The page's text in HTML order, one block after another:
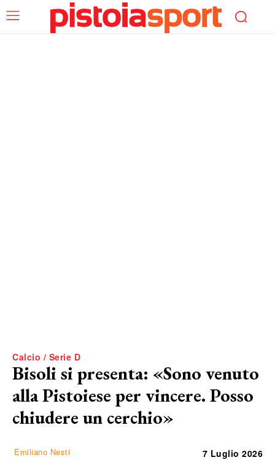
Calcio / Serie D
Bisoli si presenta: «Sono venuto
alla Pistoiese per vincere. Posso
chiudere un cerchio»
Emiliano Nesti 7 Luglio 2026